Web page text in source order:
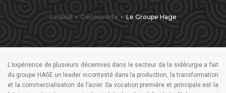
La SIAB Découverte Le Groupe Hage
L’expérience de plusieurs décennies dans le secteur de la sidérurgie a fait
du groupe HAGE un leader incontesté dans la production, la transformation
et la commercialisation de l’acier. Sa vocation première et principale est la